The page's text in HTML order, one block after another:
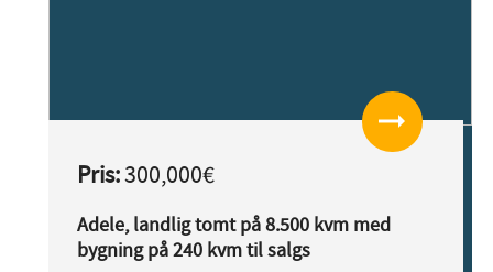
arrow_right_alt
Pris:300,000€
Adele, landlig tomt på 8.500 kvm med
bygning på 240 kvm til salgs